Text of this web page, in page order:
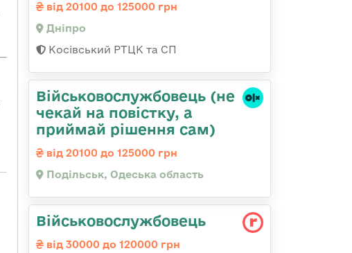
від 20100 до 125000 грн
Дніпро
Косівський РТЦК та СП
Військовослужбовець (не
чекай на повістку, а
приймай рішення сам)
від 20100 до 125000 грн
Подільськ, Одеська область
Військовослужбовець
від 30000 до 120000 грн